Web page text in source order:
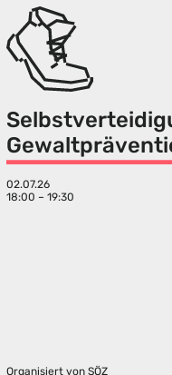
02.07.26
18:00 – 19:30
Organisiert vonSÖZ